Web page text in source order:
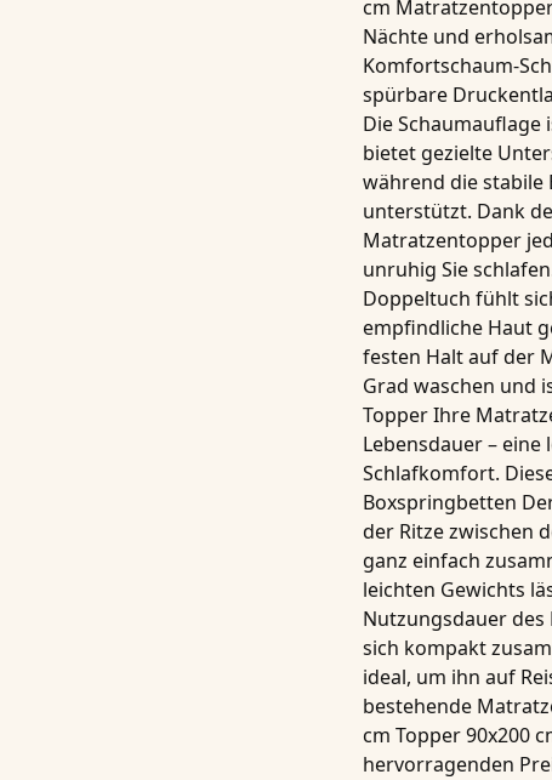
cm
Nächte und
Komfortschaum-
spürbare
DieSchaumauflage
bietet gezielte
während die stabile
unterstützt. Dank
Matratzentopper
unruhig Sie
Doppeltuch fühlt
empfindliche Haut
festen Halt auf der
Grad waschen und
TopperIhre
Lebensdauer –
Schlafkomfort.
Boxspringbetten
der Ritze zwischen
ganz einfach
leichten Gewichts
Nutzungsdauer
sich kompakt
ideal, um ihn auf
bestehende
cm Topper 90x200
hervorragenden